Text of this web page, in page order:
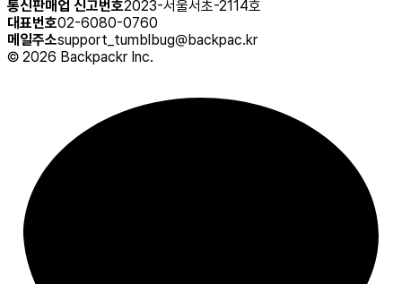
통신판매업 신고번호2023-서울서초-2114호
대표번호02-6080-0760
메일주소support_tumblbug@backpac.kr
© 2026 Backpackr Inc.